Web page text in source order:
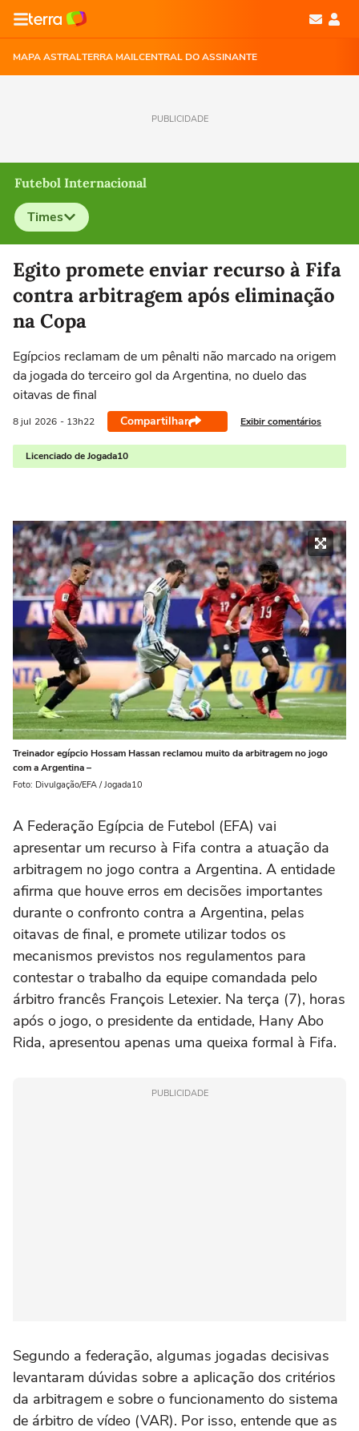
MAPA ASTRALTERRA MAILCENTRAL DO ASSINANTE
PUBLICIDADE
Futebol Internacional
Times
Selecione o time para ver as notícias
Egito promete enviar recurso à Fifa
contra arbitragem após eliminação
na Copa
Egípcios reclamam de um pênalti não marcado na origem
da jogada do terceiro gol da Argentina, no duelo das
oitavas de final
8 jul 2026 - 13h22 Compartilhar Exibir comentários
Licenciado de Jogada10
Treinador egípcio Hossam Hassan reclamou muito da arbitragem no jogo
com a Argentina –
Foto: Divulgação/EFA / Jogada10
A Federação Egípcia de Futebol (EFA) vai
apresentar um recurso à Fifa contra a atuação da
arbitragem no jogo contra a Argentina. A entidade
afirma que houve erros em decisões importantes
durante o confronto contra a Argentina, pelas
oitavas de final, e promete utilizar todos os
mecanismos previstos nos regulamentos para
contestar o trabalho da equipe comandada pelo
árbitro francês François Letexier. Na terça (7), horas
após o jogo, o presidente da entidade, Hany Abo
Rida, apresentou apenas uma queixa formal à Fifa.
PUBLICIDADE
Segundo a federação, algumas jogadas decisivas
levantaram dúvidas sobre a aplicação dos critérios
da arbitragem e sobre o funcionamento do sistema
de árbitro de vídeo (VAR). Por isso, entende que as